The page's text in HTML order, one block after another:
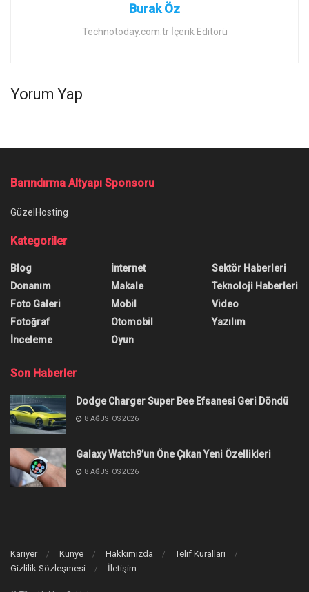
Burak Öz
Technotoday.com.tr İçerik Editörü
Yorum Yap
Barındırma Altyapı Sponsoru
GüzelHosting
Kategoriler
Blog
Donanım
Foto Galeri
Fotoğraf
İnceleme
İnternet
Makale
Mobil
Otomobil
Oyun
Sektör Haberleri
Teknoloji Haberleri
Video
Yazılım
Son Haberler
Dodge Charger Super Bee Efsanesi Geri Döndü
8 AĞUSTOS 2026
Galaxy Watch9’un Öne Çıkan Yeni Özellikleri
8 AĞUSTOS 2026
Kariyer Künye Hakkımızda
Telif Kuralları
Gizlilik Sözleşmesi
İletişim